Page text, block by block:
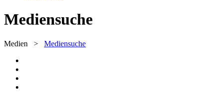
Mediensuche
Medien > Mediensuche